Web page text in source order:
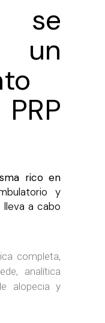
se
un
rico en
y
lleva a cabo
completa,
analítica
alopecia y